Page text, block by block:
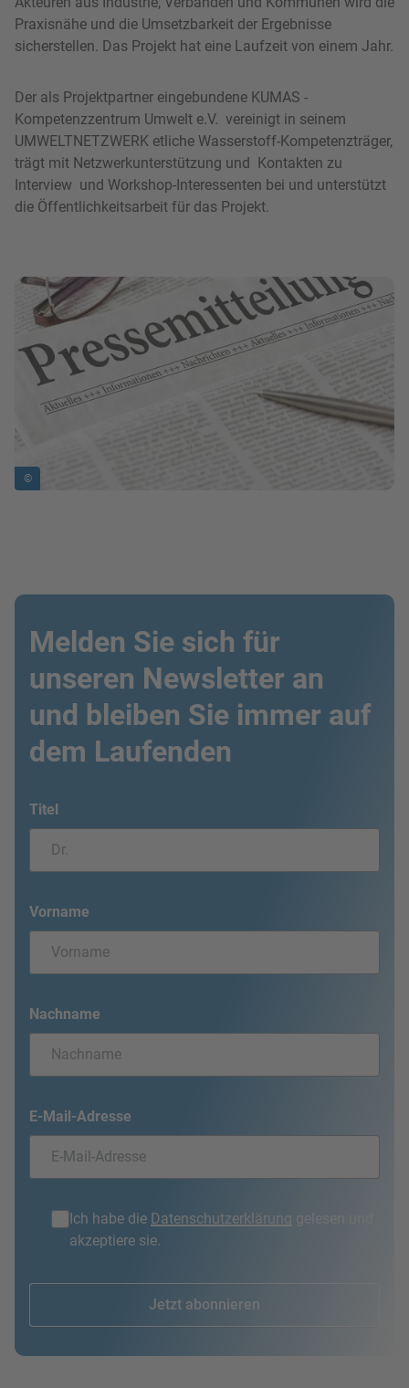
Praxisnähe und die Umsetzbarkeit der Ergebnisse
sicherstellen. Das Projekt hat eine Laufzeit von einem Jahr.
Der als Projektpartner eingebundene KUMAS -
Kompetenzzentrum Umwelt e.V. vereinigt in seinem
UMWELTNETZWERK etliche Wasserstoff-Kompetenzträger,
trägt mit Netzwerkunterstützung und Kontakten zu
Interview und Workshop-Interessenten bei und unterstützt
die Öffentlichkeitsarbeit für das Projekt.
Bild in Lightbox zeigen
©
Melden Sie sich für
unseren Newsletter an
und bleiben Sie immer auf
dem Laufenden
Titel
Vorname
Nachname
E-Mail-Adresse
Ich habe die Datenschutzerklärung gelesen und
akzeptiere sie.
Jetzt abonnieren